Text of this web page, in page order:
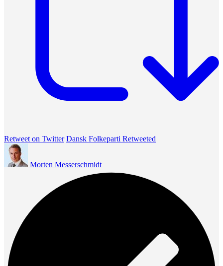
Retweet on Twitter Dansk Folkeparti Retweeted
Morten Messerschmidt